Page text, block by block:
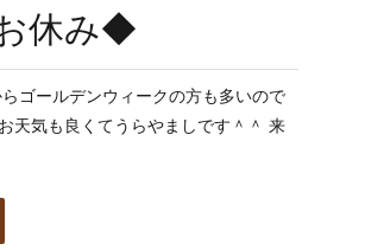
休み◆
ゴールデンウィークの方も多いので
天気も良くてうらやましです＾＾ 来